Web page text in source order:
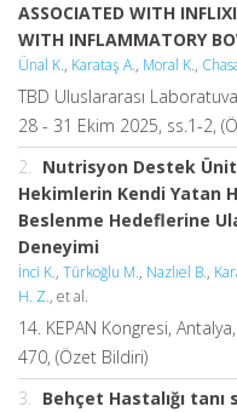
ASSOCIATED WITH
WITH INFLAMMATORY
Ünal K., Karataş A., Moral K.,
TBD Uluslararası
28 - 31 Ekim 2025, ss.1-2,
2. Nutrisyon Destek
Hekimlerin Kendi Yatan
Beslenme Hedeflerine
Deneyimi
İnci K., Türkoğlu M., Nazlıel B.,
H. Z., et al.
14. KEPAN Kongresi,
470, (Özet Bildiri)
3. Behçet Hastalığı tanı